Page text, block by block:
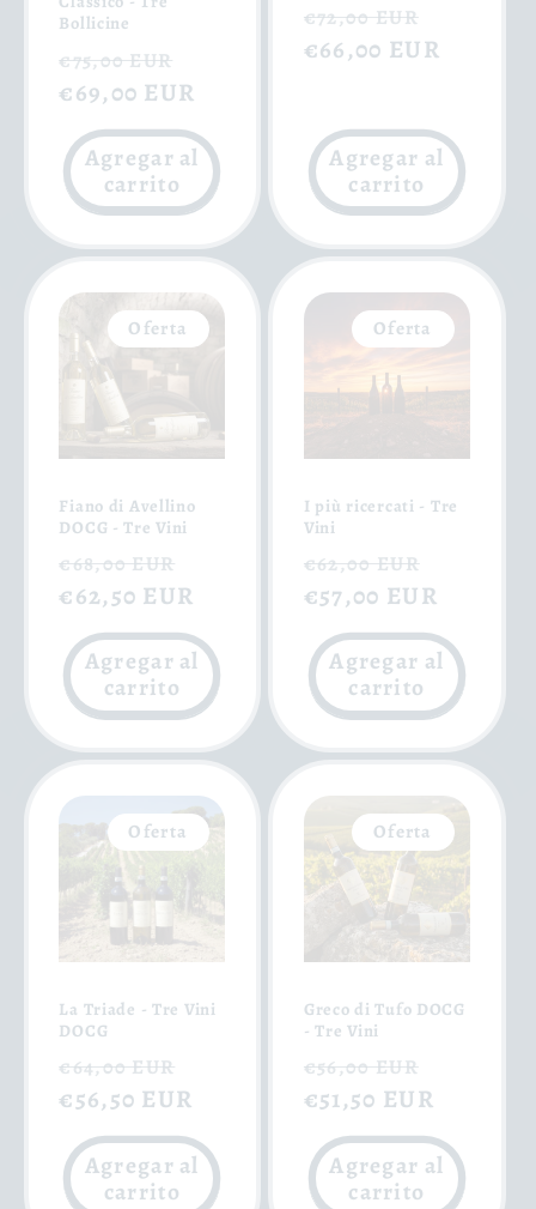
Bollicine
Precio
habitual
€75,00 EUR
de
oferta
€69,00 EUR
Agregar al
carrito
Precio
habitual
€72,00 EUR
de
€66,00 EUR
Agregar al
carrito
Oferta
Fiano di Avellino
DOCG - Tre Vini
Precio
habitual
€68,00 EUR
de
oferta
€62,50 EUR
Agregar al
carrito
Oferta
I più ricercati - Tre
Vini
Precio
habitual
€62,00 EUR
de
oferta
€57,00 EUR
Agregar al
carrito
Oferta
La Triade - Tre Vini
DOCG
Precio
habitual
€64,00 EUR
de
oferta
€56,50 EUR
Agregar al
carrito
Oferta
Greco di Tufo DOCG
- Tre Vini
Precio
habitual
€56,00 EUR
oferta
€51,50 EUR
Agregar al
carrito